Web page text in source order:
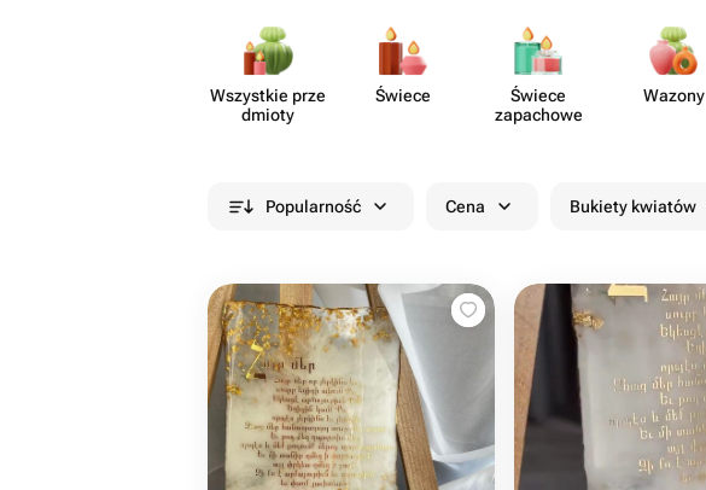
Wszystkie prze​
dmioty
Świece
Świece
zapachowe
Wazony
Popularność Cena Bukiety kwiatów